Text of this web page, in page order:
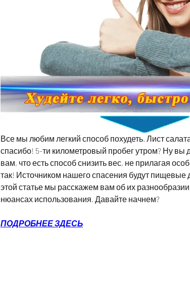
Все мы любим легкий способ похудеть. Лист
спасибо! 5-ти километровый пробег утром? Ну вы
вам, что есть способ снизить вес, не прилагая
так! Источником нашего спасения будут пищевые
этой статье мы расскажем вам об их
нюансах использования. Давайте начнем?
ПОДРОБНЕЕ ЗДЕСЬ